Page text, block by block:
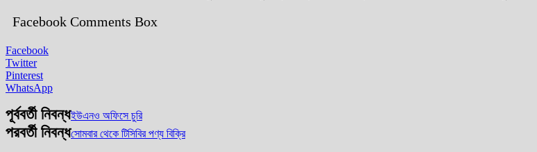
Facebook Comments Box
Facebook
Twitter
Pinterest
WhatsApp
পূর্ববর্তী নিবন্ধইউএনও অফিসে চুরি
পরবর্তী নিবন্ধসোমবার থেকে টিসিবির পণ্য বিক্রি